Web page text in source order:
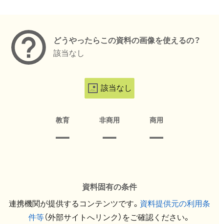
どうやったらこの資料の画像を使えるの？
該当なし
該当なし
教育 非商用 商用
資料固有の条件
連携機関が提供するコンテンツです。 資料提供元の利用条
件等（外部サイトへリンク）をご確認ください。